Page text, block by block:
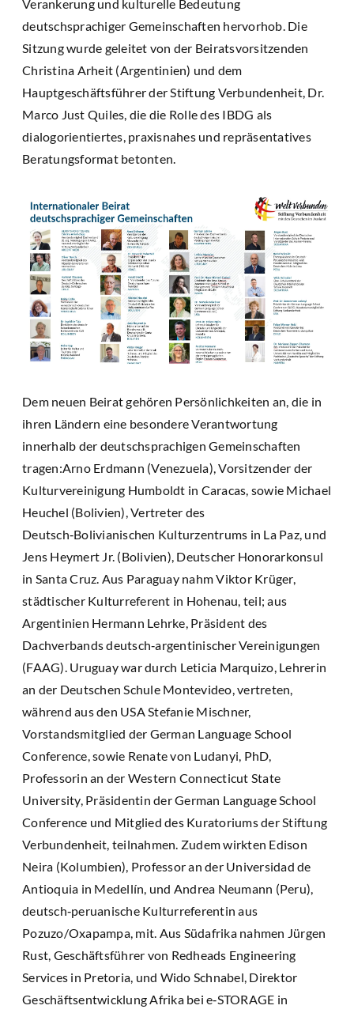
Verankerung und kulturelle Bedeutung
deutschsprachiger Gemeinschaften hervorhob. Die
Sitzung wurde geleitet von der Beiratsvorsitzenden
Christina Arheit (Argentinien) und dem
Hauptgeschäftsführer der Stiftung Verbundenheit, Dr.
Marco Just Quiles, die die Rolle des IBDG als
dialogorientiertes, praxisnahes und repräsentatives
Beratungsformat betonten.
Dem neuen Beirat gehören Persönlichkeiten an, die in
ihren Ländern eine besondere Verantwortung
innerhalb der deutschsprachigen Gemeinschaften
tragen:Arno Erdmann (Venezuela), Vorsitzender der
Kulturvereinigung Humboldt in Caracas, sowie Michael
Heuchel (Bolivien), Vertreter des
Deutsch‑Bolivianischen Kulturzentrums in La Paz, und
Jens Heymert Jr. (Bolivien), Deutscher Honorarkonsul
in Santa Cruz. Aus Paraguay nahm Viktor Krüger,
städtischer Kulturreferent in Hohenau, teil; aus
Argentinien Hermann Lehrke, Präsident des
Dachverbands deutsch‑argentinischer Vereinigungen
(FAAG). Uruguay war durch Leticia Marquizo, Lehrerin
an der Deutschen Schule Montevideo, vertreten,
während aus den USA Stefanie Mischner,
Vorstandsmitglied der German Language School
Conference, sowie Renate von Ludanyi, PhD,
Professorin an der Western Connecticut State
University, Präsidentin der German Language School
Conference und Mitglied des Kuratoriums der Stiftung
Verbundenheit, teilnahmen. Zudem wirkten Edison
Neira (Kolumbien), Professor an der Universidad de
Antioquia in Medellín, und Andrea Neumann (Peru),
deutsch‑peruanische Kulturreferentin aus
Pozuzo/Oxapampa, mit. Aus Südafrika nahmen Jürgen
Rust, Geschäftsführer von Redheads Engineering
Services in Pretoria, und Wido Schnabel, Direktor
Geschäftsentwicklung Afrika bei e‑STORAGE in